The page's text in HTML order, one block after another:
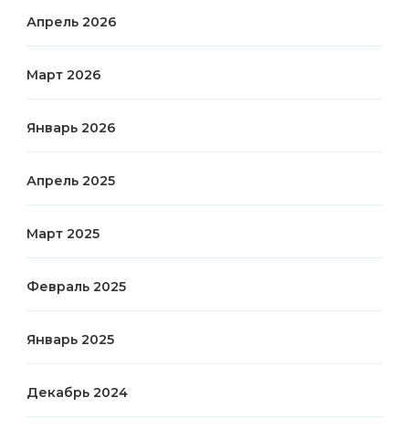
Апрель 2026
Март 2026
Январь 2026
Апрель 2025
Март 2025
Февраль 2025
Январь 2025
Декабрь 2024